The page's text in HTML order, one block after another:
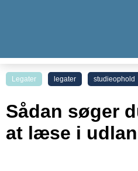
Legater legater studieophold
Sådan søger
at læse i